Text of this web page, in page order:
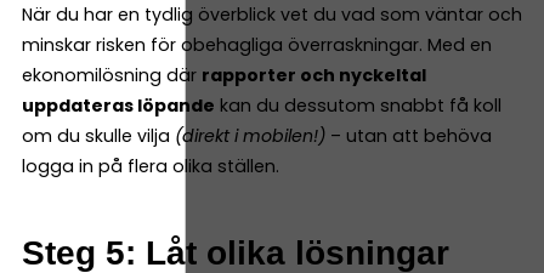
När du har en tydlig överblick vet du vad som väntar och
minskar risken för obehagliga överraskningar. Med en
ekonomilösning där rapporter och nyckeltal
uppdateras löpande kan du dessutom snabbt få koll
om du skulle vilja (direkt i mobilen!) – utan att behöva
logga in på flera olika ställen.
Steg 5: Låt olika lösningar